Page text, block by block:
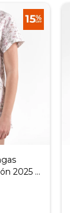
2025 -